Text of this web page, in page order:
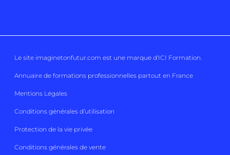
Le site imaginetonfutur.com est une marque d'ICI Formation.
Annuaire de formations professionnelles partout en France
Mentions Légales
Conditions générales d’utilisation
Protection de la vie privée
Conditions générales de vente